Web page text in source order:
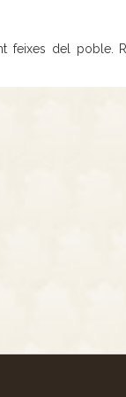
feixes del poble.